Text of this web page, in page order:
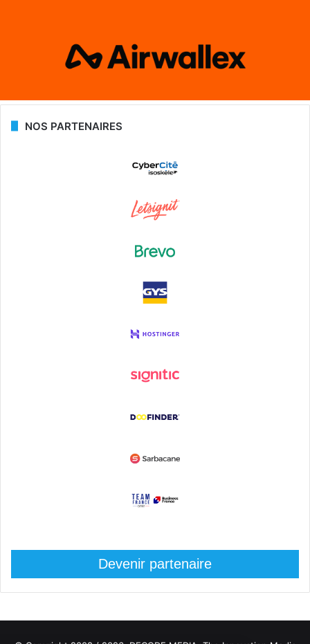
NOS PARTENAIRES
Devenir partenaire